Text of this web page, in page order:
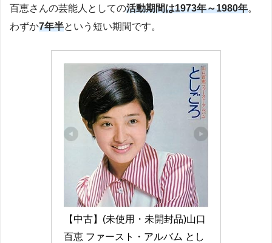
百恵さんの芸能人としての活動期間は1973年～1980年。
わずか7年半という短い期間です。
【中古】(未使用・未開封品)山口
百恵 ファースト・アルバム とし